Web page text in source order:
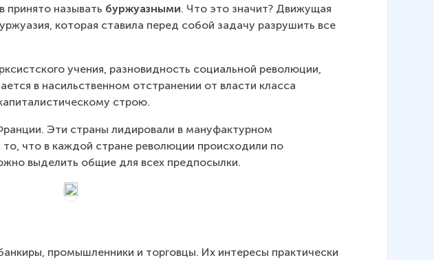
принято называть буржуазными. Что это значит? Движущая
которая ставила перед собой задачу разрушить все
учения, разновидность социальной революции,
в насильственном отстранении от власти класса
строю.
Эти страны лидировали в мануфактурном
что в каждой стране революции происходили по
выделить общие для всех предпосылки.
промышленники и торговцы. Их интересы практически